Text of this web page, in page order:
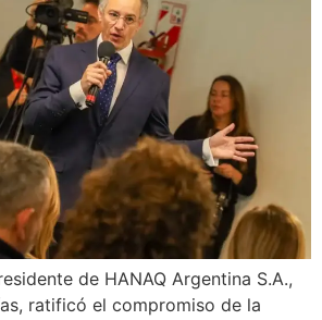
de HANAQ Argentina S.A.,
ratificó el compromiso de la